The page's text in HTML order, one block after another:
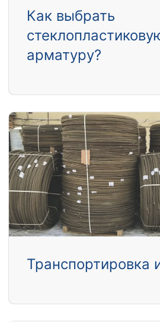
Как выбрать
арматуру?
Транспортировка